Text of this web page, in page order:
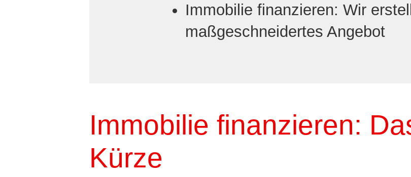
Immobilie finanzieren: Wir
maßgeschneidertes Angebot
Immobilie finanzieren:
Kürze